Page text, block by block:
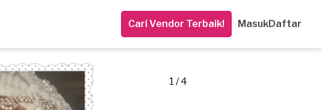
Cari Vendor Terbaik! MasukDaftar
1 / 4